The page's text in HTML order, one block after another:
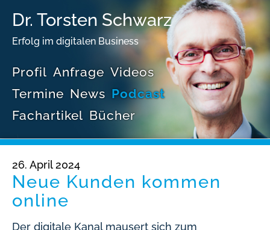
Dr. Torsten Schwarz
Erfolg im digitalen Business
Profil Anfrage Videos
Termine News Podcast
Fachartikel Bücher
26. April 2024
Neue Kunden kommen
online
Der digitale Kanal mausert sich zum